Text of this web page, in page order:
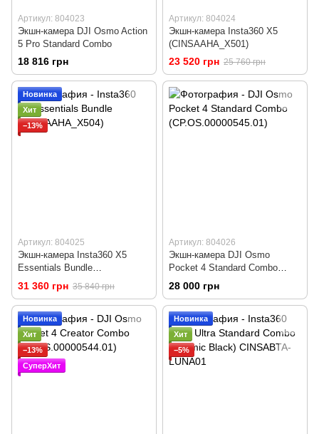
Артикул: 804023
Экшн-камера DJI Osmo Action
5 Pro Standard Combo
18 816 грн
Артикул: 804024
Экшн-камера Insta360 X5
(CINSAAHA_X501)
23 520 грн 25 760 грн
Новинка
Хит
−13%
Артикул: 804025
Экшн-камера Insta360 X5
Essentials Bundle
(CINSAAHA_X504)
31 360 грн 35 840 грн
Артикул: 804026
Экшн-камера DJI Osmo
Pocket 4 Standard Combo
(CP.OS.00000545.01)
28 000 грн
Новинка
Хит
−13%
СуперХит
Новинка
Хит
−5%